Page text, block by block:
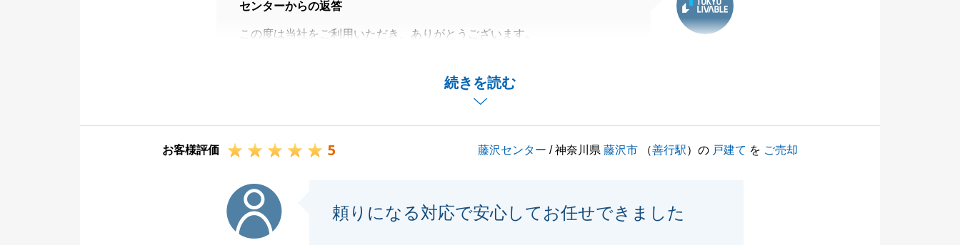
続きを読む
センターからの返答
この度は当社をご利用いただき、ありがとうございます。
また機会がありましたら当社をご利用いただけると幸いです。
お客様評価 5 藤沢センター / 神奈川県藤沢市 （善行駅）の 戸建て を ご売却
頼りになる対応で安心してお任せできました